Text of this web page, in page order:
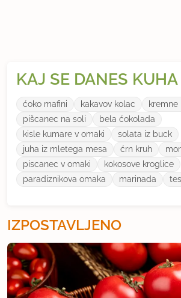
KAJ SE DANES KUHA
ćoko mafini kakavov kolac
kremne
pišcanec na soli
bela ćokolada
kisle kumare v omaki
solata iz buck
juha iz mletega mesa
ćrn kruh
piscanec v omaki
kokosove kroglice
paradiznikova omaka
marinada
IZPOSTAVLJENO